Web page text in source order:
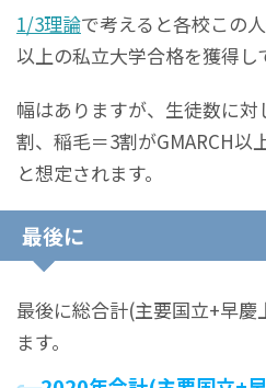
1/3理論で考えると各校この
以上の私立大学合格を獲得し
幅はありますが、生徒数に
割、稲毛＝3割がGMARCH以
と想定されます。
最後に
最後に総合計(主要国立+早慶
ます。